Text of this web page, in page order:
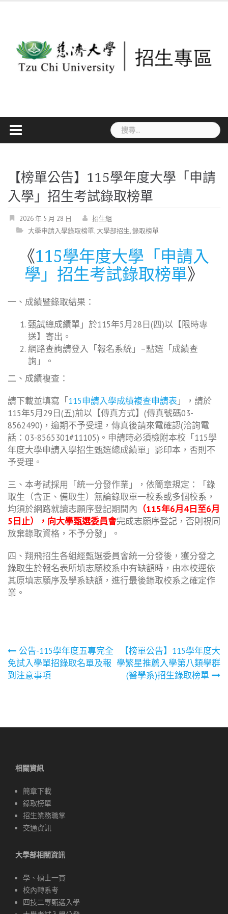
搜
尋
字:
【榜單公告】115學年度大學「申請
入學」招生考試錄取榜單
2026 年 5 月 28 日
招生組
大學申請入學錄取榜單,大學部招生,錄取榜單
《115學年度大學「申請入
學」招生考試錄取榜單》
一、成績暨錄取結果：
甄試總成績單」於115年5月28日(四)以【限時專
送】寄出。
網路查詢請登入「報名系統」–點選「成績查
詢」。
二、成績複查：
請下載並填寫「115申請入學成績複查申請表 」，請於
115年5月29日(五)前以【傳真方式】(傳真號碼03-
8562490)，逾期不予受理，傳真後請來電確認(洽詢電
話：03-8565301#11105)。申請時必須檢附本校「115學
年度大學申請入學招生甄選總成績單」影印本，否則不
予受理。
三、本考試採用「統一分發作業」，依簡章規定：「錄
取生（含正、備取生）無論錄取單一校系或多個校系，
均須於網路就讀志願序登記期間內 （115年6月4日至6月
5日止），向大學甄選委員會完成志願序登記，否則視同
放棄錄取資格，不予分發」。
四、翔飛招生各組經甄選委員會統一分發後，獲分發之
錄取生於報名表所填志願校系中有缺額時，由本校逕依
其原填志願序及學系缺額，進行最後錄取校系之確定作
業。
文
章
覽
公告-115學年度五專完全
免試入學單招錄取名單及報
到注意事項
【榜單公告】115學年度大
學繁星推薦入學第八類學群
(醫學系)招生錄取榜單
相關資訊
簡章下載
錄取榜單
招生業務職掌
交通資訊
大學部相關資訊
學、碩士一貫
校內轉系考
四技二專甄選入學